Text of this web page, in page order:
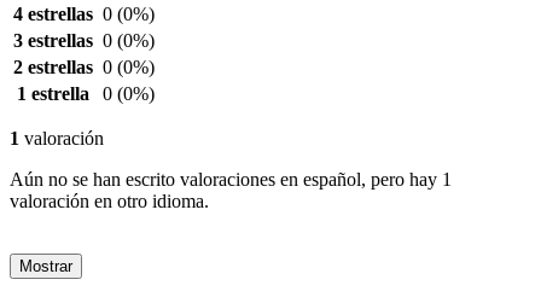
4 estrellas 0 (0%)
3 estrellas 0 (0%)
2 estrellas 0 (0%)
1 estrella
0 (0%)
1 valoración
Aún no se han escrito valoraciones en español, pero hay 1
valoración en otro idioma.
Mostrar